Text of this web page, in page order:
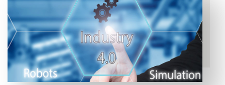
France España Ireland Ísland Italia
Nederland
Suomi
Sverige UK